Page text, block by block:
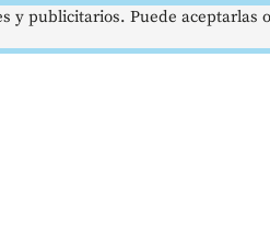
y publicitarios. Puede aceptarlas